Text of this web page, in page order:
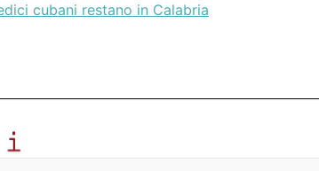
cubani restano in Calabria